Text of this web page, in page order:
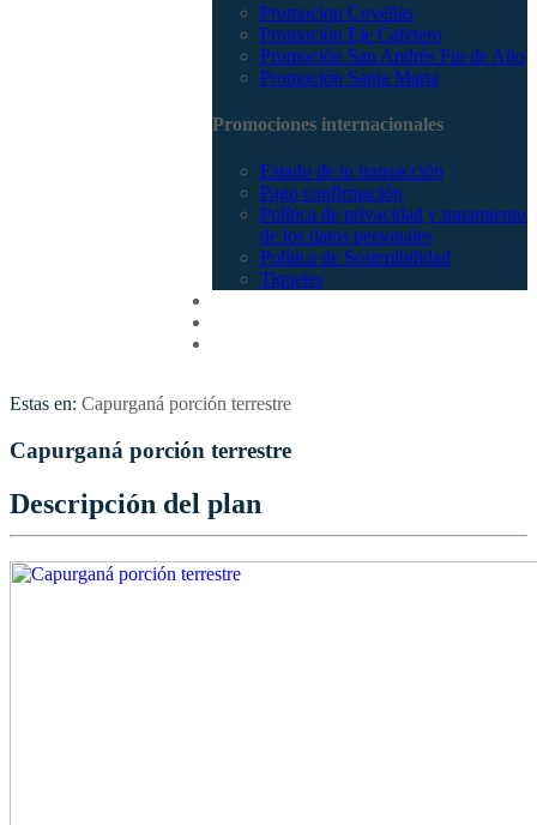
Promocion Coveñas
Promoción Eje Cafetero
Promoción San Andrés Fin de Año
Promoción Santa Marta
Promociones internacionales
Estado de tu transacción
Pago confirmación
Política de privacidad y tratamiento
de los datos personales
Política de Sostenibilidad
Tiquetes
Estas en: Capurganá porción terrestre
Capurganá porción terrestre
Descripción del plan